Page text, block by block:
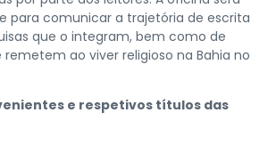
para comunicar a trajetória de escrita
que o integram, bem como de
ao viver religioso na Bahia no
e respetivos títulos das